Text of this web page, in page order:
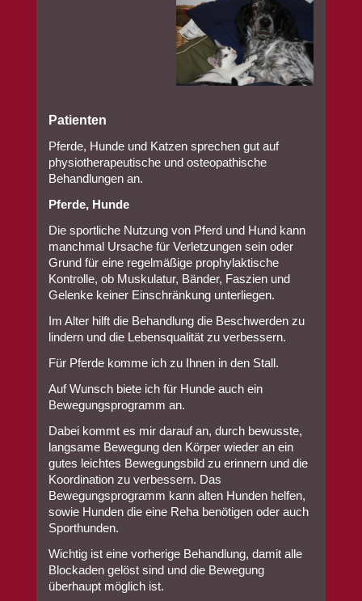
Patienten
Pferde, Hunde und Katzen sprechen gut auf
physiotherapeutische und osteopathische
Behandlungen an.
Pferde, Hunde
Die sportliche Nutzung von Pferd und Hund kann
manchmal Ursache für Verletzungen sein oder
Grund für eine regelmäßige prophylaktische
Kontrolle, ob Muskulatur, Bänder, Faszien und
Gelenke keiner Einschränkung unterliegen.
Im Alter hilft die Behandlung die Beschwerden zu
lindern und die Lebensqualität zu verbessern.
Für Pferde komme ich zu Ihnen in den Stall.
Auf Wunsch biete ich für Hunde auch ein
Bewegungsprogramm an.
Dabei kommt es mir darauf an, durch bewusste,
langsame Bewegung den Körper wieder an ein
gutes leichtes Bewegungsbild zu erinnern und die
Koordination zu verbessern. Das
Bewegungsprogramm kann alten Hunden helfen,
sowie Hunden die eine Reha benötigen oder auch
Sporthunden.
Wichtig ist eine vorherige Behandlung, damit alle
Blockaden gelöst sind und die Bewegung
überhaupt möglich ist.